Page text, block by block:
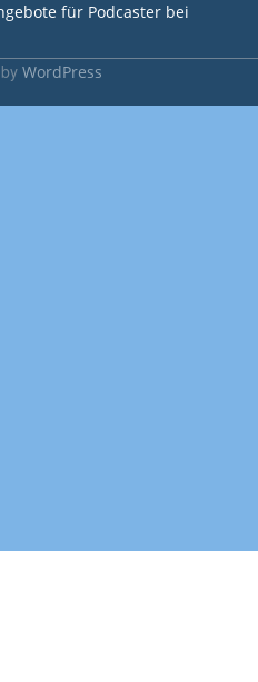
für Podcaster bei
WordPress